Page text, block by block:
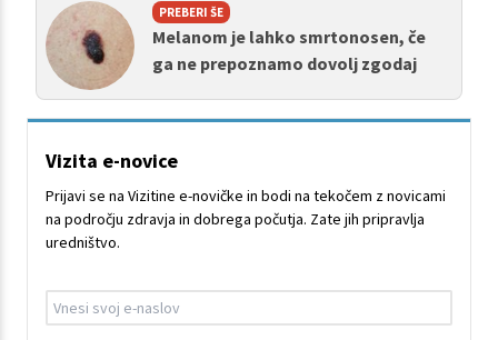
PREBERI ŠE
Melanom je lahko smrtonosen, če
ga ne prepoznamo dovolj zgodaj
Vizita e-novice
Prijavi se na Vizitine e-novičke in bodi na tekočem z novicami
na področju zdravja in dobrega počutja. Zate jih pripravlja
uredništvo.